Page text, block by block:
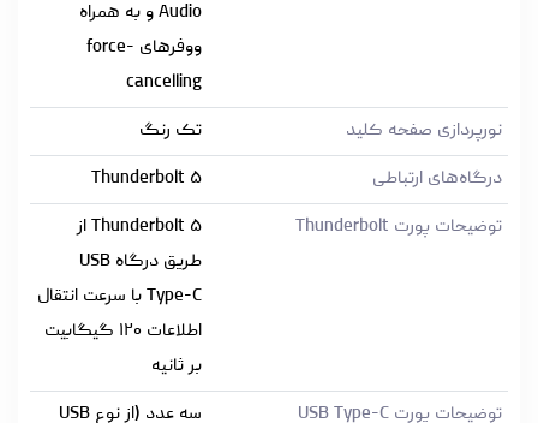
Audio و به همراه
ووفرهای force-
cancelling
نورپردازی صفحه کلید
تک رنگ
درگاه‌های ارتباطی
Thunderbolt ۵
توضیحات پورت Thunderbolt
Thunderbolt ۵ از
طریق درگاه USB
Type-C با سرعت انتقال
اطلاعات ۱۲۰ گیگابیت
بر ثانیه
توضیحات پورت USB Type-C
سه عدد (از نوع USB